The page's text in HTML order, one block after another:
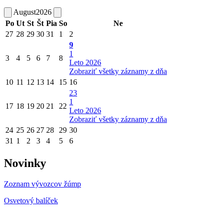
August2026
Po Ut St Št Pia So
Ne
27 28 29 30 31 1 2
3 4 5 6 7 8
9
1
Leto 2026
Zobraziť všetky záznamy z dňa
10 11 12 13 14 15 16
17 18 19 20 21 22
23
1
Leto 2026
Zobraziť všetky záznamy z dňa
24 25 26 27 28 29 30
31 1 2 3 4 5 6
Novinky
Zoznam vývozcov žúmp
Osvetový balíček